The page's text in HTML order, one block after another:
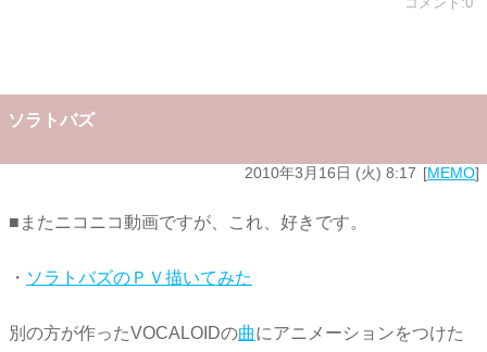
ソラトバズ
2010年3月16日 (火) 8:17 MEMO
■またニコニコ動画ですが、これ、好きです。
・ ソラトバズのＰＶ描いてみた
別の方が作ったVOCALOIDの曲にアニメーションをつけた